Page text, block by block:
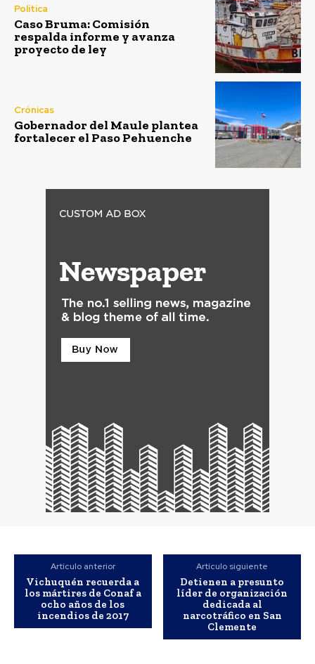
Política
Caso Bruma: Comisión
respalda informe y avanza
proyecto de ley
Crónicas
Gobernador del Maule plantea
fortalecer el Paso Pehuenche
Artículo anterior
Vichuquén recuerda a
los mártires de Conaf a
ocho años de los
incendios de 2017
Artículo siguiente
Detienen a presunto
líder de organización
dedicada al
narcotráfico en San
Clemente